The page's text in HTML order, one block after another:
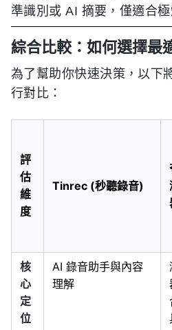
準識別或 AI 摘要，僅適合
綜合比較：如何選擇最
為了幫助你快速決策，以下
行對比：
評
估
維
度
Tinrec (秒聽錄音)
核
心
定
位
AI 錄音助手與內容
理解